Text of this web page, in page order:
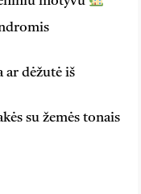
ar dėžutė iš
su žemės tonais